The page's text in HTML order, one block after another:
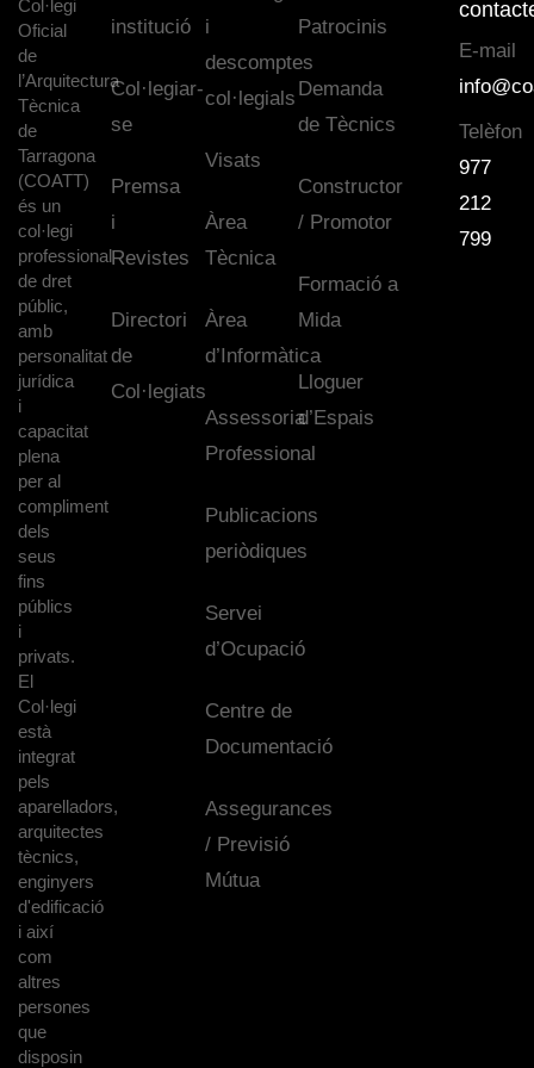
Col·legi
Oficial
de
l’Arquitectura
Tècnica
de
Tarragona
(COATT)
és un
col·legi
professional
de dret
públic,
amb
personalitat
jurídica
i
capacitat
plena
per al
compliment
dels
seus
fins
públics
i
privats.
El
Col·legi
està
integrat
pels
aparelladors,
arquitectes
tècnics,
enginyers
d'edificació
i així
com
altres
persones
que
disposin
institució
Col·legiar-
se
Premsa
i
Revistes
Directori
de
Col·legiats
i
descomptes
col·legials
Visats
Àrea
Tècnica
Àrea
d’Informàtica
Assessoria
Professional
Publicacions
periòdiques
Servei
d’Ocupació
Centre de
Documentació
Assegurances
/ Previsió
Mútua
Patrocinis
Demanda
de Tècnics
Constructor
/ Promotor
Formació a
Mida
Lloguer
d’Espais
E-mail
Telèfon
977
212
799